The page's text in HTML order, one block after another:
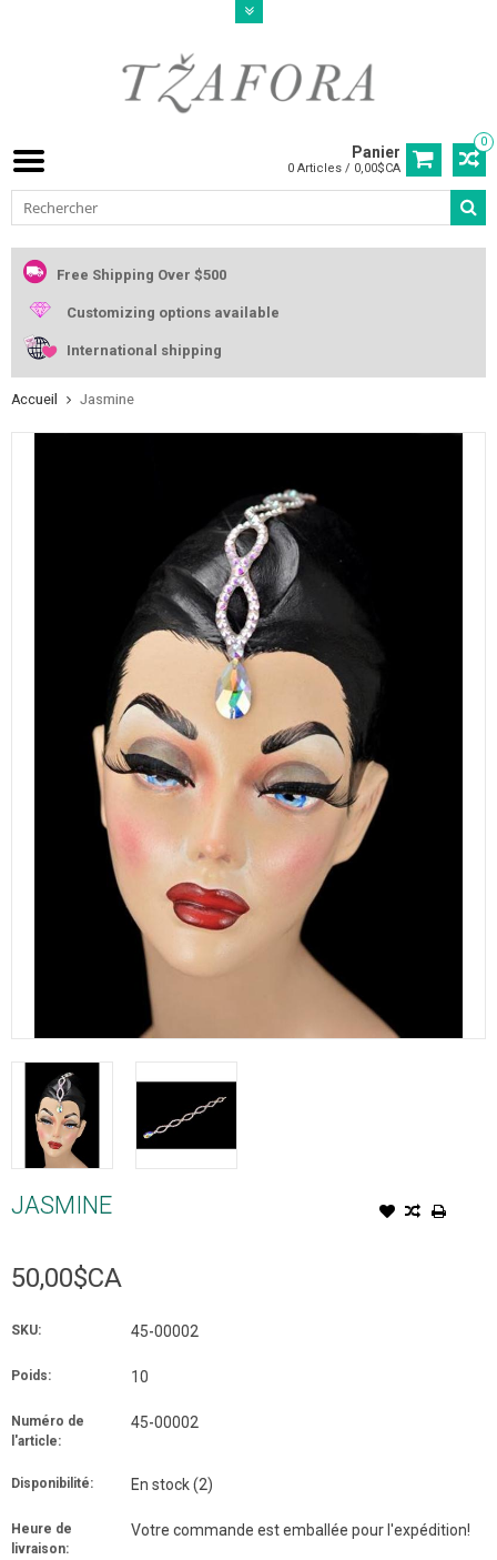
0
Panier
0 Articles / 0,00$CA
Free Shipping Over $500
Customizing options available
International shipping
Accueil Jasmine
JASMINE
50,00$CA
SKU: 45-00002
Poids: 10
Numéro de
l'article:
45-00002
Disponibilité: En stock(2)
Heure de
livraison:
Votre commande est emballée pour l'expédition!